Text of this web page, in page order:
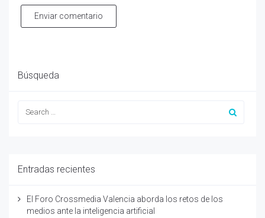
Enviar comentario
Búsqueda
Entradas recientes
El Foro Crossmedia Valencia aborda los retos de los
medios ante la inteligencia artificial